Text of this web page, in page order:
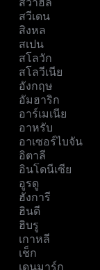
สวีเดน
สิงหล
สเปน
สโลวัก
สโลวีเนีย
อังกฤษ
อัมฮาริก
อาร์เมเนีย
อาหรับ
อาเซอร์ไบจัน
อิตาลี
อินโดนีเซีย
อูรดู
ฮังการี
ฮินดี
ฮิบรู
เกาหลี
เช็ก
เดนมาร์ก